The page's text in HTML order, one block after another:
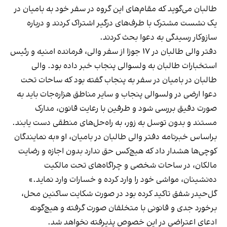
طالبان می‌گوید که مقام‌های این گروه در سفر خود به بامیان در
یک نشست مشترک با طرف‌های درگیر اشتراک کردند و درباره
سازوکار رسیدگی به دعوا بحث کردند.
دفتر والی طالبان در ۱۷ جوزا از سفر والی، فرمانده امنیه و رئیس
استخبارات طالبان به ولسوالی پنجاب خبر داده بود. والی
طالبان در بامیان در سفر به پنجاب گفته بود که ساحات تحت
دعوا ارضی در ولسوالی پنجاب و سایر مناطق هزاره‌جات باید به
صورت دقیق بررسی شود و طرفین با رعایت قانون، مدارک
مستند و بدون توسل به زور، به راه‌حل‌های منطقی دست یابند.
براساس خبرنامه دفتر والی طالبان در بامیان، او «به نمایندگان
کوچی‌ها هشدار داد که هیچ‌کس حق ندارد بدون اجازه و رضایت
مالکان، در ساحات شخصی و چراگاه‌های تحت مالکیت
ده‌نشینان، مواشی خود را وارد کرده و خسارات وارد نماید.»
گل‌حیدر شفق تاکید کرده بود در صورت شکایت ساکنین محل،
برخورد جدی و قانونی با متخلفان صورت گرفته و هیچ‌گونه
ادعای اعتراضی در این خصوص پذیرفته نخواهد شد.